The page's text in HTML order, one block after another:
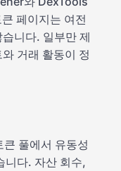
페이지는 여전
니다. 일부만 제
거래 활동이 정
풀에서 유동성
니다. 자산 회수,